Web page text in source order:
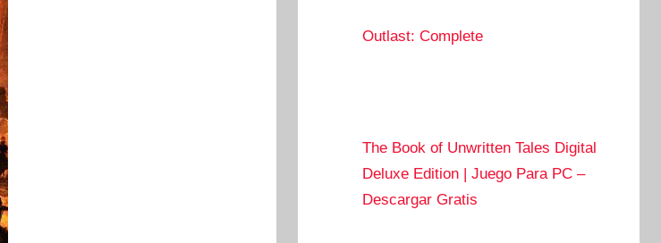
Outlast: Complete
The Book of Unwritten Tales Digital
Deluxe Edition | Juego Para PC –
Descargar Gratis